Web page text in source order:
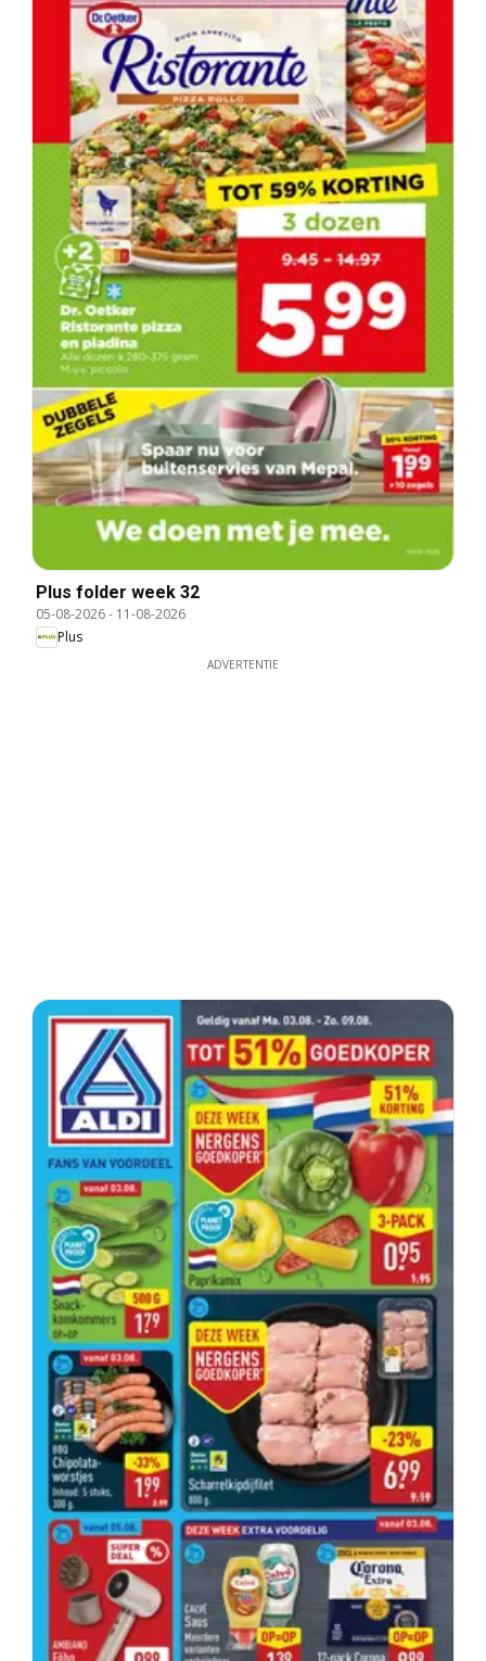
Plus folder week 32
05-08-2026- 11-08-2026
Plus
ADVERTENTIE